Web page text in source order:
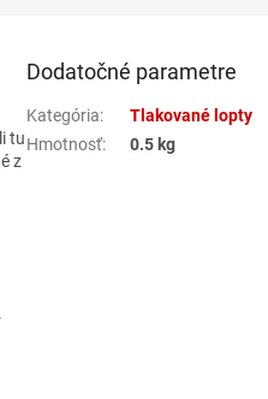
tu
z
Dodatočné parametre
Kategória:
Tlakované lopty
Hmotnosť: 0.5 kg